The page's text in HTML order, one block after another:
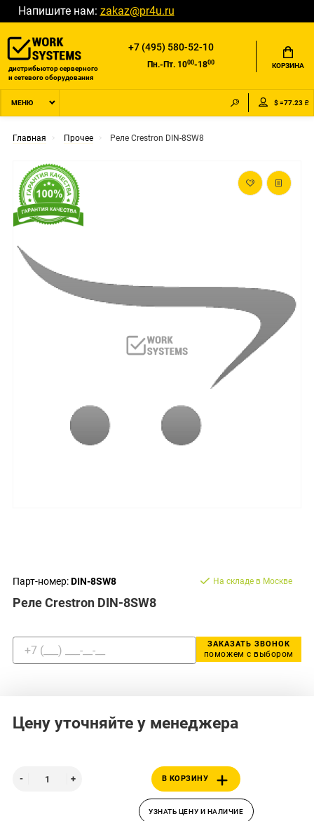
Напишите нам: zakaz@pr4u.ru
дистрибьютор серверного
и сетевого оборудования
+7 (495) 580-52-10
Пн.-Пт. 1000-1800 КОРЗИНА
МЕНЮ $ =77.23 ₽
Главная Прочее Реле Crestron DIN-8SW8
Парт-номер:DIN-8SW8
Реле Crestron DIN-8SW8
На складе в Москве
ЗАКАЗАТЬ ЗВОНОК
поможем с выбором
Цену уточняйте у менеджера
В КОРЗИНУ
УЗНАТЬ ЦЕНУ И НАЛИЧИЕ